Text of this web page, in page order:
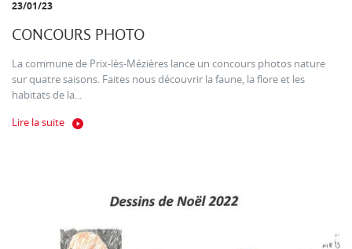
23/01/23
CONCOURS PHOTO
La commune de Prix-lès-Mézières lance un concours photos nature
sur quatre saisons. Faites nous découvrir la faune, la flore et les
habitats de la...
Lire la suite